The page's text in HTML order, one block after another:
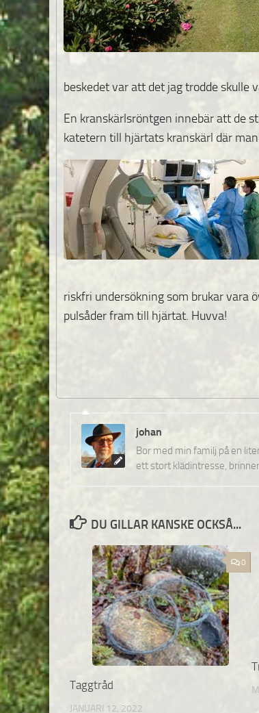
beskedet var att det jag trodde skulle
En kranskärlsröntgen innebär att de
katetern till hjärtats kranskärl där
riskfri undersökning som brukar vara
pulsåder fram till hjärtat. Huvva!
johan
Bor med min familj på en
ett stort klädintresse,
DU GILLAR KANSKE OCKSÅ...
0
Taggtråd
JANUARI 12, 2022